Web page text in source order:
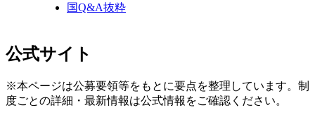
国Q&A抜粋
公式サイト
※本ページは公募要領等をもとに要点を整理しています。制
度ごとの詳細・最新情報は公式情報をご確認ください。